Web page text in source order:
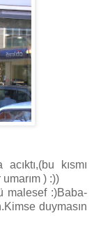
kısmı
) :))
malesef :)Baba-
duymasın